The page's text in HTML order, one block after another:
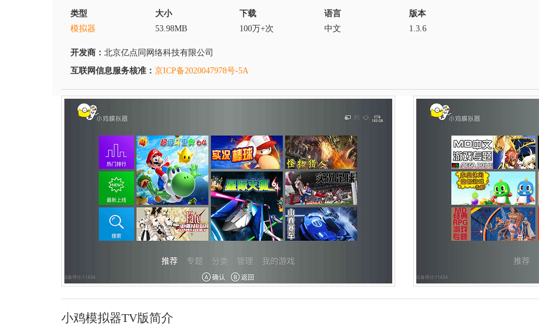
类型
模拟器
大小
53.98MB
下载
100万+次
语言
中文
版本
1.3.6
开发商： 北京亿点同网络科技有限公司
互联网信息服务核准： 京ICP备2020047978号-5A
小鸡模拟器TV版简介